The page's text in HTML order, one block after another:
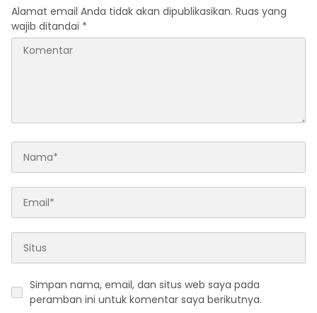
Alamat email Anda tidak akan dipublikasikan. Ruas yang
wajib ditandai *
Simpan nama, email, dan situs web saya pada
peramban ini untuk komentar saya berikutnya.